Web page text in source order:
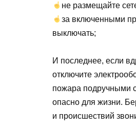
не размещайте
за включенными
выключать;
И последнее, если
отключите
пожара подручными
опасно для жизни.
и происшествий